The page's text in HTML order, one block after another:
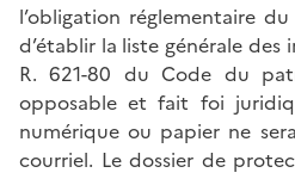
l’obligation réglementaire
d’établir la liste générale des
R. 621-80 du Code du
opposable et fait foi
numérique ou papier ne
courriel. Le dossier de